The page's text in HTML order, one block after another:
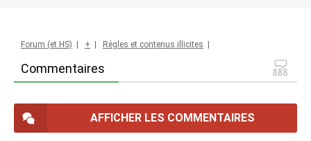
Commentaires
Forum (et HS) + Règles et contenus illicites
AFFICHER LES COMMENTAIRES